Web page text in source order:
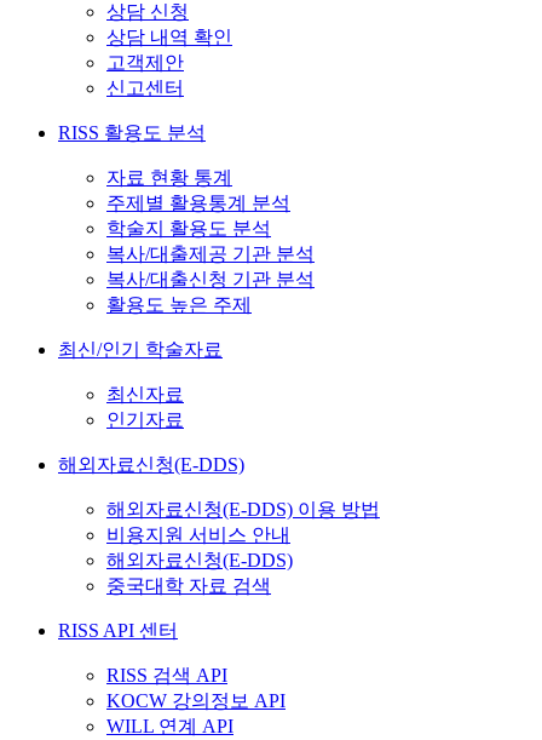
상담 신청
상담 내역 확인
고객제안
신고센터
RISS 활용도 분석
자료 현황 통계
주제별 활용통계 분석
학술지 활용도 분석
복사/대출제공 기관 분석
복사/대출신청 기관 분석
활용도 높은 주제
최신/인기 학술자료
최신자료
인기자료
해외자료신청(E-DDS)
해외자료신청(E-DDS) 이용 방법
비용지원 서비스 안내
해외자료신청(E-DDS)
중국대학 자료 검색
RISS API 센터
RISS 검색 API
KOCW 강의정보 API
WILL 연계 API